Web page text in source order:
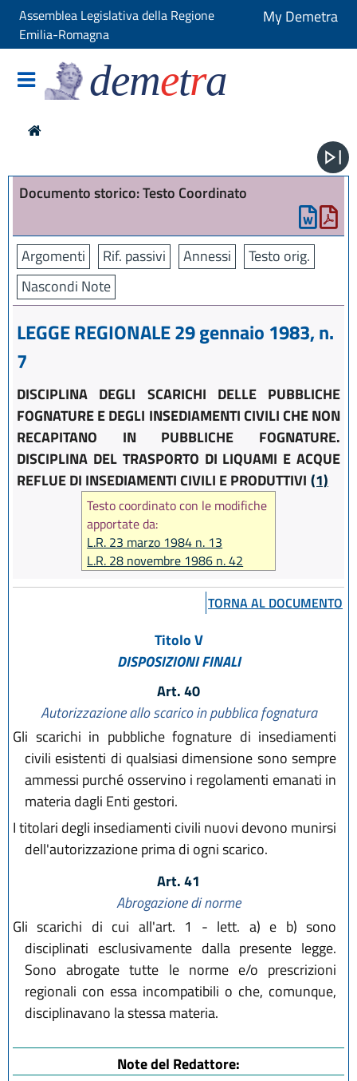
Assemblea Legislativa della Regione
Emilia-Romagna
My Demetra
demetra
Documento storico: Testo Coordinato
Argomenti Rif. passivi Annessi
Testo orig.
Nascondi Note
LEGGE REGIONALE 29 gennaio 1983, n.
7
DISCIPLINA DEGLI SCARICHI DELLE PUBBLICHE
FOGNATURE E DEGLI INSEDIAMENTI CIVILI CHE NON
RECAPITANO IN PUBBLICHE FOGNATURE.
DISCIPLINA DEL TRASPORTO DI LIQUAMI E ACQUE
REFLUE DI INSEDIAMENTI CIVILI E PRODUTTIVI (1)
Testo coordinato con le modifiche
apportate da:
L.R. 23 marzo 1984 n. 13
L.R. 28 novembre 1986 n. 42
L.R. 24 aprile 1995 n. 50TORNA AL DOCUMENTO
Titolo V
DISPOSIZIONI FINALI
Art. 40
Autorizzazione allo scarico in pubblica fognatura
Gli scarichi in pubbliche fognature di insediamenti
civili esistenti di qualsiasi dimensione sono sempre
ammessi purché osservino i regolamenti emanati in
materia dagli Enti gestori.
I titolari degli insediamenti civili nuovi devono munirsi
dell'autorizzazione prima di ogni scarico.
Art. 41
Abrogazione di norme
Gli scarichi di cui all'art. 1 - lett. a) e b) sono
disciplinati esclusivamente dalla presente legge.
Sono abrogate tutte le norme e/o prescrizioni
regionali con essa incompatibili o che, comunque,
disciplinavano la stessa materia.
Note del Redattore: